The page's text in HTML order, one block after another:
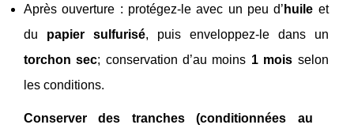
Après ouverture : protégez-le avec un peu d’ huile et
du papier sulfurisé, puis enveloppez-le dans un
torchon sec; conservation d’au moins 1 mois selon
les conditions.
Conserver des tranches (conditionnées au